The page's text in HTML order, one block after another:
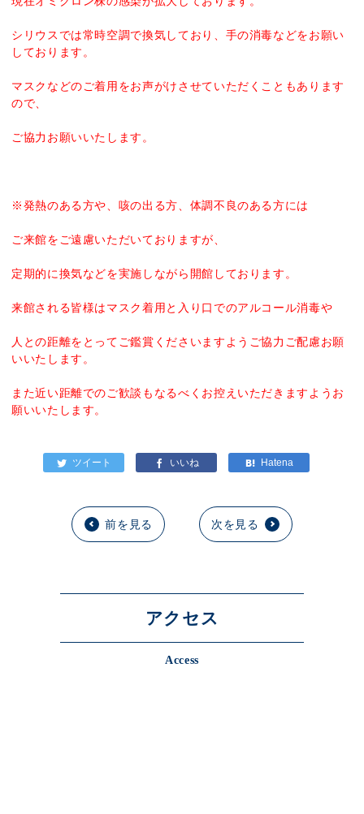
シリウスでは常時空調で換気しており、手の消毒などをお願い
しております。
マスクなどのご着用をお声がけさせていただくこともあります
ので、
ご協力お願いいたします。
※発熱のある方や、咳の出る方、体調不良のある方には
ご来館をご遠慮いただいておりますが、
定期的に換気などを実施しながら開館しております。
来館される皆様はマスク着用と入り口でのアルコール消毒や
人との距離をとってご鑑賞くださいますようご協力ご配慮お願
いいたします。
また近い距離でのご歓談もなるべくお控えいただきますようお
願いいたします。
前を見る 次を見る
アクセス
Access